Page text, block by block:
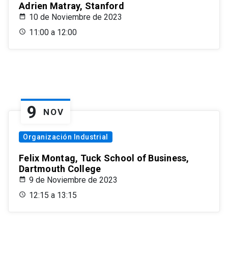
Adrien Matray, Stanford
10 de Noviembre de 2023
11:00 a 12:00
9 NOV
Organización Industrial
Felix Montag, Tuck School of Business,
Dartmouth College
9 de Noviembre de 2023
12:15 a 13:15